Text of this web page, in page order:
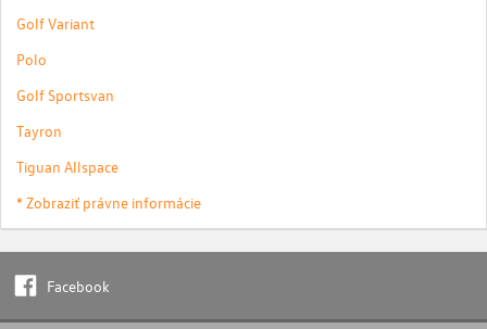
Golf Variant
Polo
Golf Sportsvan
Tayron
Tiguan Allspace
* Zobraziť právne informácie
Facebook